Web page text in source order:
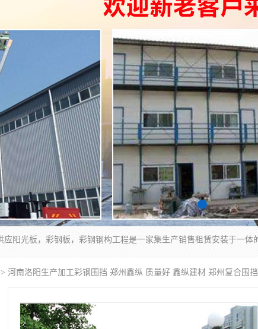
> 河南洛阳生产加工彩钢围挡 郑州鑫纵 质量好 鑫纵建材 郑州复合围挡